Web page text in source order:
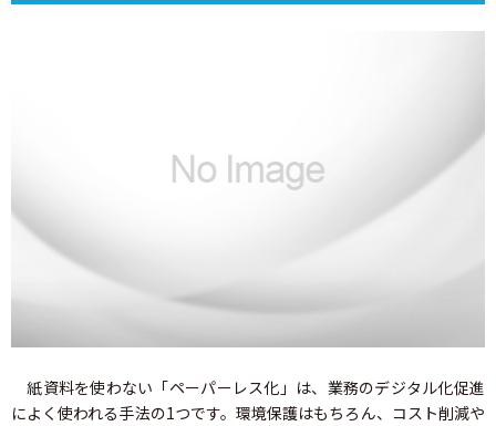
紙資料を使わない「ペーパーレス化」は、業務のデジタル化促進
によく使われる手法の1つです。環境保護はもちろん、コスト削減や